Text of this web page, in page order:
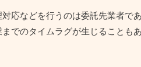
応などを行うのは委託先業者で
でのタイムラグが生じることも